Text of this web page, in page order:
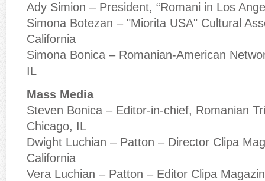
Ady Simion – President, “Romani in Los
Simona Botezan – "Miorita USA" Cultural
California
Simona Bonica – Romanian-American
IL
Mass Media
Steven Bonica – Editor-in-chief, Romanian
Chicago, IL
Dwight Luchian – Patton – Director Clipa
California
Vera Luchian – Patton – Editor Clipa